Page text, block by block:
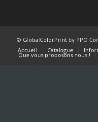
© GlobalColorPrint by PPO
Accueil
Catalogue
Que vous proposons nous !